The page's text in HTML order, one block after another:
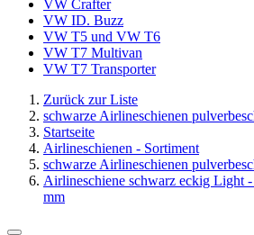
VW Crafter
VW ID. Buzz
VW T5 und VW T6
VW T7 Multivan
VW T7 Transporter
Zurück zur Liste
schwarze Airlineschienen
Startseite
Airlineschienen - Sortiment
schwarze Airlineschienen
Airlineschiene schwarz eckig Light
mm